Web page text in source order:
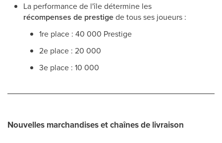
La performance de l'île détermine les
récompenses de prestigede tous ses joueurs :
1re place : 40 000 Prestige
2e place : 20 000
3e place : 10 000
Nouvelles marchandises et chaînes de livraison